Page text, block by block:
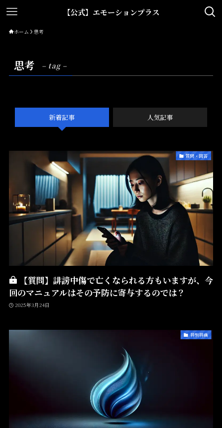
【公式】エモーションプラス
ホーム 思考
思考 – tag –
新着記事 人気記事
質問・回答
【質問】誹謗中傷で亡くなられる方もいますが、今
回のマニュアルはその予防に寄与するのでは？
2025年3月24日
特別特典